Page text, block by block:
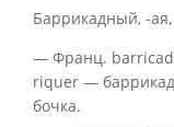
Баррикадный, -ая,
— Франц.
riquer —
бочка.